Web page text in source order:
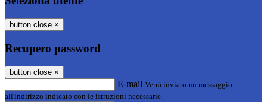
button close ×
Recupero password
button close ×
E-mail Verrà inviato un messaggio
all'indirizzo indicato con le istruzioni necessarie.